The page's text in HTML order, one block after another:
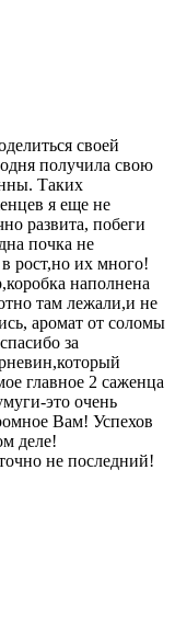
своей
получила свою
Таких
я еще не
развита, побеги
почка не
рост,но их много!
наполнена
там лежали,и не
аромат от соломы
за
главное 2 саженца
это очень
Вам! Успехов
деле!
не последний!